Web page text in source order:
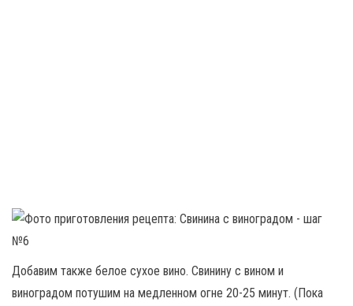
Добавим также белое сухое вино. Свинину с вином и
виноградом потушим на медленном огне 20-25 минут. (Пока